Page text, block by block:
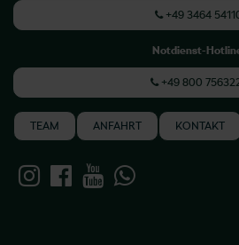
+49 3464
Notdienst-
+49 800
TEAM ANFAHRT KONTAKT